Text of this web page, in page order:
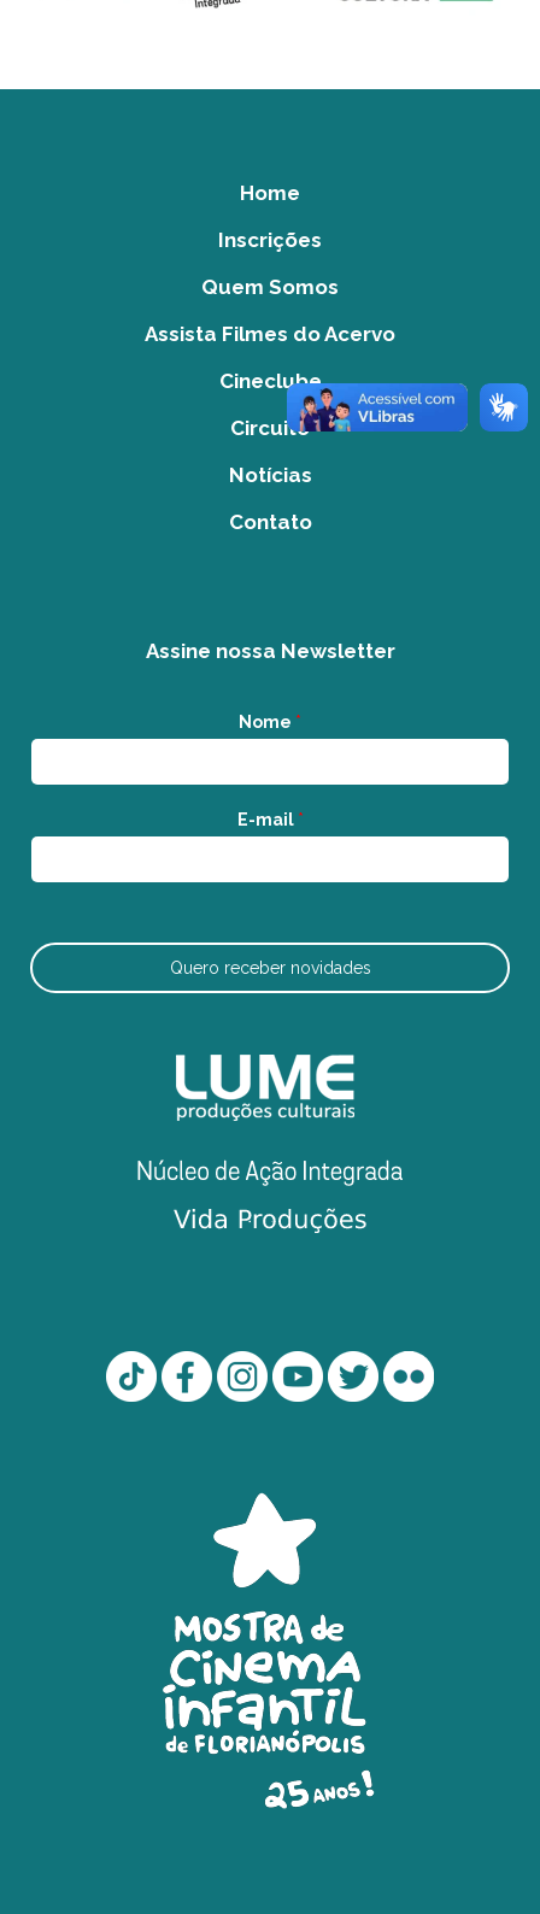
Home
Inscrições
Quem Somos
Assista Filmes do Acervo
Cineclube
Circuito
Notícias
Contato
Assine nossa Newsletter
Nome *
E-mail *
Quero receber novidades